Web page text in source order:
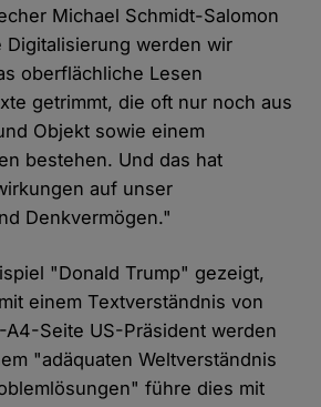
Michael Schmidt-Salomon
werden wir
oberflächliche Lesen
getrimmt, die oft nur noch aus
Objekt sowie einem
bestehen. Und das hat
auf unser
Denkvermögen."
"Donald Trump" gezeigt,
einem Textverständnis von
A4-Seite US-Präsident werden
"adäquaten Weltverständnis
führe dies mit